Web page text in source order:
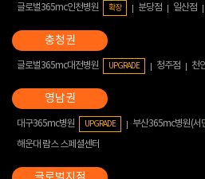
글로벌365mc인천병원 확장 분당점 일산점
글로벌365mc대전병원 UPGRADE 청주점 천
대구365mc병원 UPGRADE 부산365mc병원(서
해운대 람스 스페셜센터